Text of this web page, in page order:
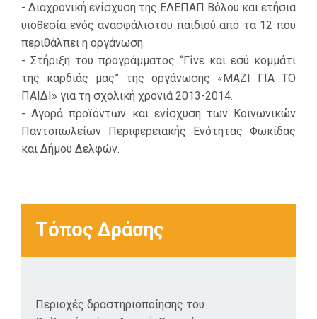
- Διαχρονική ενίσχυση της ΕΛΕΠΑΠ Βόλου και ετήσια
υιοθεσία ενός ανασφάλιστου παιδιού από τα 12 που
περιθάλπει η οργάνωση.
- Στήριξη του προγράμματος “Γίνε και εσύ κομμάτι
της καρδιάς μας” της οργάνωσης «ΜΑΖΙ ΓΙΑ ΤΟ
ΠΑΙΔΙ» για τη σχολική χρονιά 2013-2014.
- Αγορά προϊόντων και ενίσχυση των Κοινωνικών
Παντοπωλείων Περιφερειακής Ενότητας Φωκίδας
και Δήμου Δελφών.
Τόπος Δράσης
Περιοχές δραστηριοποίησης του